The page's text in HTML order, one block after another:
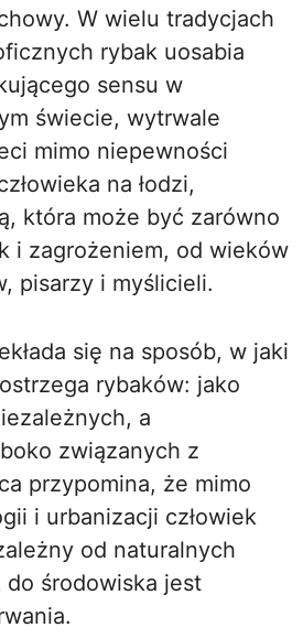
W wielu tradycjach
rybak uosabia
sensu w
świecie, wytrwale
mimo niepewności
na łodzi,
która może być zarówno
i zagrożeniem, od wieków
pisarzy i myślicieli.
się na sposób, w jaki
rybaków: jako
a
związanych z
przypomina, że mimo
i urbanizacji człowiek
od naturalnych
środowiska jest